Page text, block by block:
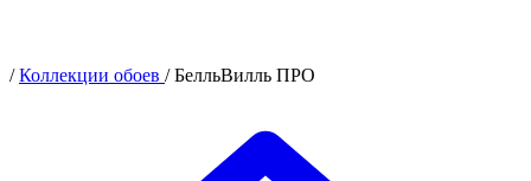
/Коллекции обоев /БелльВилль ПРО